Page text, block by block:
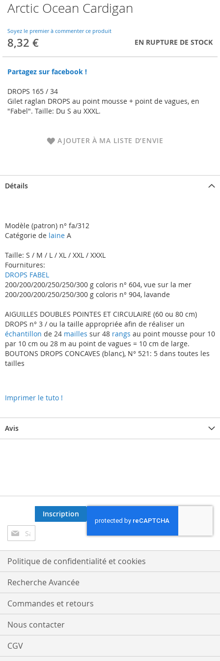
Arctic Ocean Cardigan
Soyez le premier à commenter ce produit
8,32 € EN RUPTURE DE STOCK
Partagez sur facebook !
DROPS 165 / 34
Gilet raglan DROPS au point mousse + point de vagues, en
"Fabel". Taille: Du S au XXXL.
AJOUTER À MA LISTE D’ENVIE
Skip
to
beginning
of
the
gallery
Détails
Modèle (patron) n° fa/312
Catégorie de laine A
Taille: S / M / L / XL / XXL / XXXL
Fournitures:
DROPS FABEL
200/200/200/250/250/300 g coloris n° 604, vue sur la mer
200/200/200/250/250/300 g coloris n° 904, lavande
AIGUILLES DOUBLES POINTES ET CIRCULAIRE (60 ou 80 cm)
DROPS n° 3 / ou la taille appropriée afin de réaliser un
échantillon de 24 mailles sur 48 rangs au point mousse pour 10
par 10 cm ou 28 m au point de vagues = 10 cm de large.
BOUTONS DROPS CONCAVES (blanc), N° 521: 5 dans toutes les
tailles
Imprimer le tuto !
Avis
Inscription
à
notre
lettre
d’information
:
Inscription
Politique de confidentialité et cookies
Recherche Avancée
Commandes et retours
Nous contacter
CGV